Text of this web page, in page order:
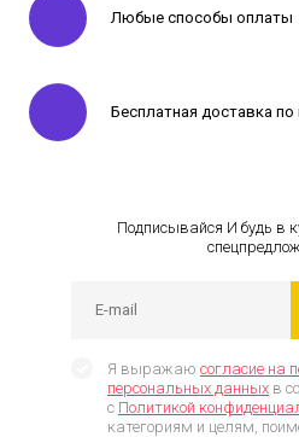
Любые способы оплаты
Бесплатная доставка по
Подписывайся И будь в
Я выражаю согласие на
персональных данных в
с Политикой
категориям и целям,